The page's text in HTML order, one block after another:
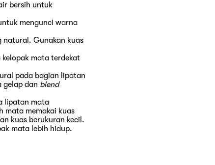
bersih untuk
mengunci warna
Gunakan kuas
kelopak mata terdekat
pada bagian lipatan
dan blend
lipatan mata
mata memakai kuas
kuas berukuran kecil.
mata lebih hidup.